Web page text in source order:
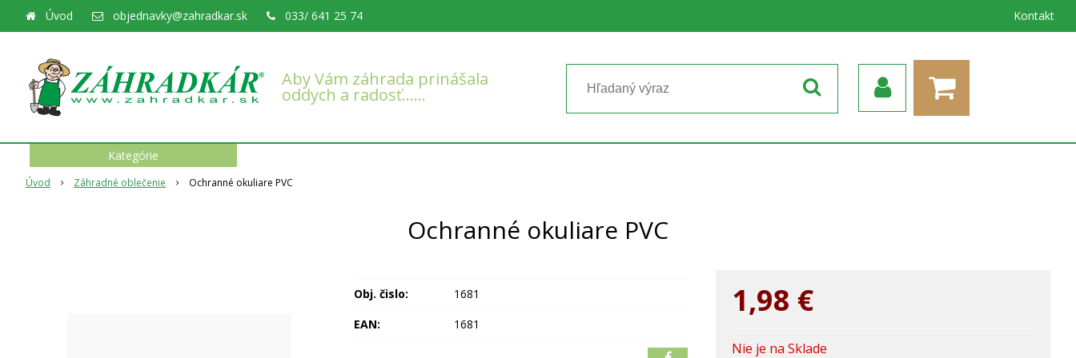
Aby Vám záhrada prinášala
oddych a radosť……
Úvod objednavky@zahradkar.sk 033/ 641 25 74 Kontakt
Úvod Záhradné oblečenie Ochranné okuliare PVC
Ochranné okuliare PVC
1,98 €
Nie je na Sklade
Obj. čislo:
1681
EAN:
1681
Kategórie